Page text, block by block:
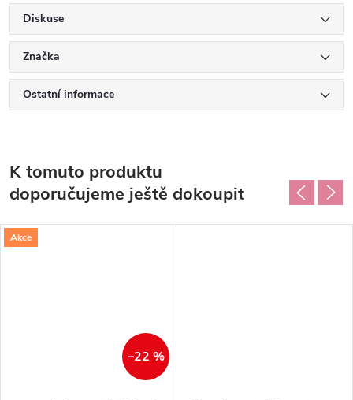
Diskuse
Značka
Ostatní informace
K tomuto produktu
doporučujeme ještě dokoupit
Akce
–22 %